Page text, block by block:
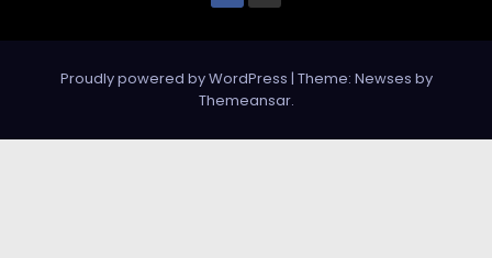
Proudly powered by WordPress | Theme: Newses by
Themeansar.